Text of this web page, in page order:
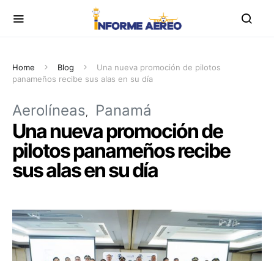
Home Blog
Una nueva promoción de pilotos
panameños recibe sus alas en su día
Aerolíneas Panamá
Una nueva promoción de
pilotos panameños recibe
sus alas en su día